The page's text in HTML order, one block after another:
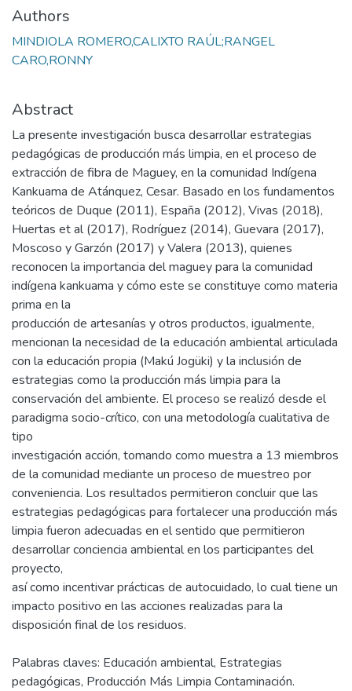
Authors
MINDIOLA ROMERO,CALIXTO RAÚL;RANGEL
CARO,RONNY
Abstract
La presente investigación busca desarrollar estrategias
pedagógicas de producción más limpia, en el proceso de
extracción de fibra de Maguey, en la comunidad Indígena
Kankuama de Atánquez, Cesar. Basado en los fundamentos
teóricos de Duque (2011), España (2012), Vivas (2018),
Huertas et al (2017), Rodríguez (2014), Guevara (2017),
Moscoso y Garzón (2017) y Valera (2013), quienes
reconocen la importancia del maguey para la comunidad
indígena kankuama y cómo este se constituye como materia
prima en la
producción de artesanías y otros productos, igualmente,
mencionan la necesidad de la educación ambiental articulada
con la educación propia (Makú Jogüki) y la inclusión de
estrategias como la producción más limpia para la
conservación del ambiente. El proceso se realizó desde el
paradigma socio-crítico, con una metodología cualitativa de
tipo
investigación acción, tomando como muestra a 13 miembros
de la comunidad mediante un proceso de muestreo por
conveniencia. Los resultados permitieron concluir que las
estrategias pedagógicas para fortalecer una producción más
limpia fueron adecuadas en el sentido que permitieron
desarrollar conciencia ambiental en los participantes del
proyecto,
así como incentivar prácticas de autocuidado, lo cual tiene un
impacto positivo en las acciones realizadas para la
disposición final de los residuos.
Palabras claves: Educación ambiental, Estrategias
pedagógicas, Producción Más Limpia Contaminación.